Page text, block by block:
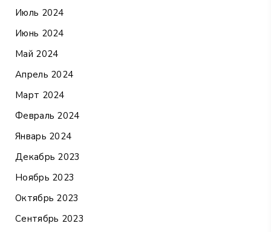
Июль 2024
Июнь 2024
Май 2024
Апрель 2024
Март 2024
Февраль 2024
Январь 2024
Декабрь 2023
Ноябрь 2023
Октябрь 2023
Сентябрь 2023